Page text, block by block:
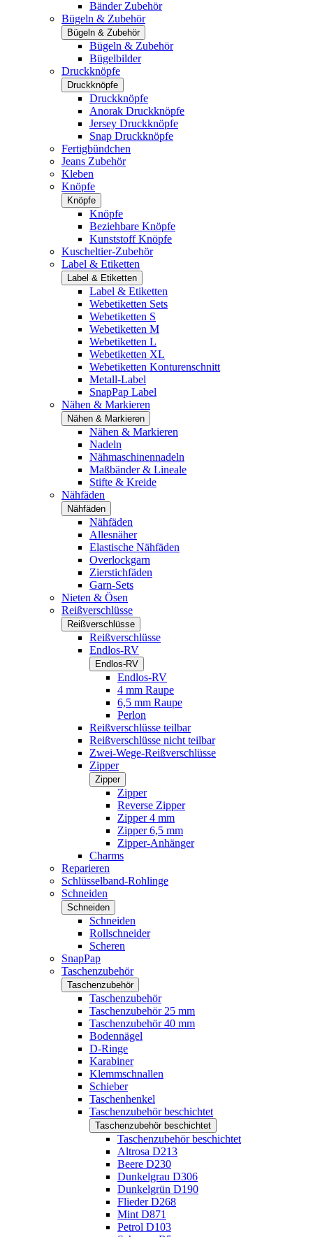
Bänder Zubehör
Bügeln & Zubehör
Bügeln & Zubehör
Bügeln & Zubehör
Bügelbilder
Druckknöpfe
Druckknöpfe
Druckknöpfe
Anorak Druckknöpfe
Jersey Druckknöpfe
Snap Druckknöpfe
Fertigbündchen
Jeans Zubehör
Kleben
Knöpfe
Knöpfe
Knöpfe
Beziehbare Knöpfe
Kunststoff Knöpfe
Kuscheltier-Zubehör
Label & Etiketten
Label & Etiketten
Label & Etiketten
Webetiketten Sets
Webetiketten S
Webetiketten M
Webetiketten L
Webetiketten XL
Webetiketten Konturenschnitt
Metall-Label
SnapPap Label
Nähen & Markieren
Nähen & Markieren
Nähen & Markieren
Nadeln
Nähmaschinennadeln
Maßbänder & Lineale
Stifte & Kreide
Nähfäden
Nähfäden
Nähfäden
Allesnäher
Elastische Nähfäden
Overlockgarn
Zierstichfäden
Garn-Sets
Nieten & Ösen
Reißverschlüsse
Reißverschlüsse
Reißverschlüsse
Endlos-RV
Endlos-RV
Endlos-RV
4 mm Raupe
6,5 mm Raupe
Perlon
Reißverschlüsse teilbar
Reißverschlüsse nicht teilbar
Zwei-Wege-Reißverschlüsse
Zipper
Zipper
Zipper
Reverse Zipper
Zipper 4 mm
Zipper 6,5 mm
Zipper-Anhänger
Charms
Reparieren
Schlüsselband-Rohlinge
Schneiden
Schneiden
Schneiden
Rollschneider
Scheren
SnapPap
Taschenzubehör
Taschenzubehör
Taschenzubehör
Taschenzubehör 25 mm
Taschenzubehör 40 mm
Bodennägel
D-Ringe
Karabiner
Klemmschnallen
Schieber
Taschenhenkel
Taschenzubehör beschichtet
Taschenzubehör beschichtet
Taschenzubehör beschichtet
Altrosa D213
Beere D230
Dunkelgrau D306
Dunkelgrün D190
Flieder D268
Mint D871
Petrol D103